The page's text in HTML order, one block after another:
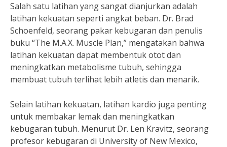
Salah satu latihan yang sangat dianjurkan adalah
latihan kekuatan seperti angkat beban. Dr. Brad
Schoenfeld, seorang pakar kebugaran dan penulis
buku “The M.A.X. Muscle Plan,” mengatakan bahwa
latihan kekuatan dapat membentuk otot dan
meningkatkan metabolisme tubuh, sehingga
membuat tubuh terlihat lebih atletis dan menarik.
Selain latihan kekuatan, latihan kardio juga penting
untuk membakar lemak dan meningkatkan
kebugaran tubuh. Menurut Dr. Len Kravitz, seorang
profesor kebugaran di University of New Mexico,